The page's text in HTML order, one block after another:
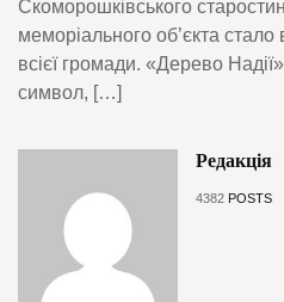
Скоморошківського
меморіального об’єкта
всієї громади. «Дерево
символ, […]
Редакція
4382 POSTS